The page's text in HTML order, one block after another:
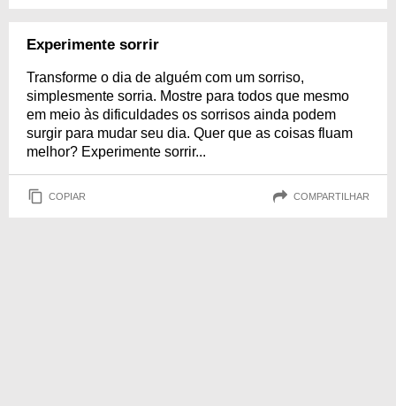
Experimente sorrir
Transforme o dia de alguém com um sorriso,
simplesmente sorria. Mostre para todos que mesmo
em meio às dificuldades os sorrisos ainda podem
surgir para mudar seu dia. Quer que as coisas fluam
melhor? Experimente sorrir...
COPIAR COMPARTILHAR